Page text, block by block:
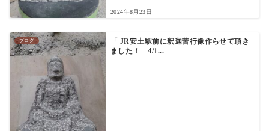
2024年8月23日
ブログ
「 JR安土駅前に釈迦苦行像作らせて頂き
ました！ 4/1...